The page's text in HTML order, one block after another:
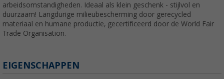
arbeidsomstandigheden. Ideaal als klein geschenk - stijlvol en
duurzaam! Langdurige milieubescherming door gerecycled
materiaal en humane productie, gecertificeerd door de World Fair
Trade Organisation.
EIGENSCHAPPEN